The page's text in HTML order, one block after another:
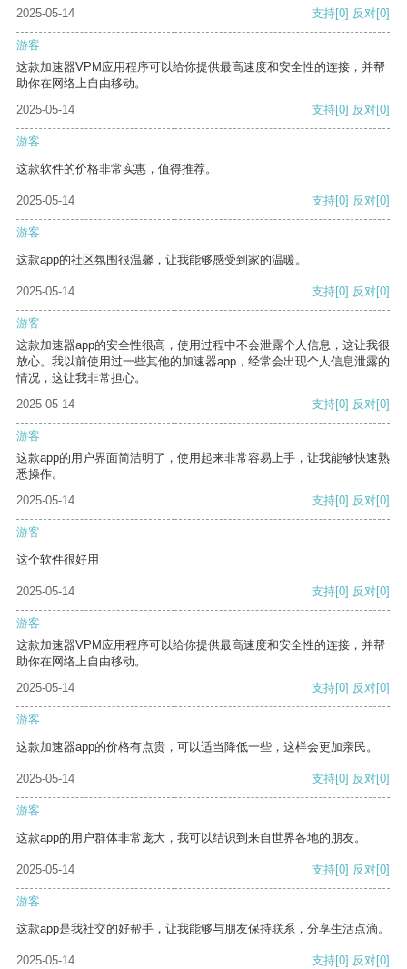
2025-05-14 支持[0] 反对[0]
游客
这款加速器VPM应用程序可以给你提供最高速度和安全性的连接，并帮
助你在网络上自由移动。
2025-05-14
支持[0] 反对[0]
游客
这款软件的价格非常实惠，值得推荐。
2025-05-14 支持[0] 反对[0]
游客
这款app的社区氛围很温馨，让我能够感受到家的温暖。
2025-05-14 支持[0] 反对[0]
游客
这款加速器app的安全性很高，使用过程中不会泄露个人信息，这让我很
放心。我以前使用过一些其他的加速器app，经常会出现个人信息泄露的
情况，这让我非常担心。
2025-05-14
支持[0] 反对[0]
游客
这款app的用户界面简洁明了，使用起来非常容易上手，让我能够快速熟
悉操作。
2025-05-14
支持[0] 反对[0]
游客
这个软件很好用
2025-05-14 支持[0] 反对[0]
游客
这款加速器VPM应用程序可以给你提供最高速度和安全性的连接，并帮
助你在网络上自由移动。
2025-05-14
支持[0] 反对[0]
游客
这款加速器app的价格有点贵，可以适当降低一些，这样会更加亲民。
2025-05-14 支持[0] 反对[0]
游客
这款app的用户群体非常庞大，我可以结识到来自世界各地的朋友。
2025-05-14 支持[0] 反对[0]
游客
这款app是我社交的好帮手，让我能够与朋友保持联系，分享生活点滴。
2025-05-14 支持[0] 反对[0]